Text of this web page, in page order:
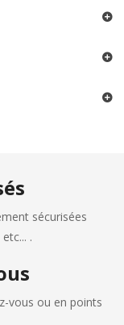
sécurisées
.
vous ou en points